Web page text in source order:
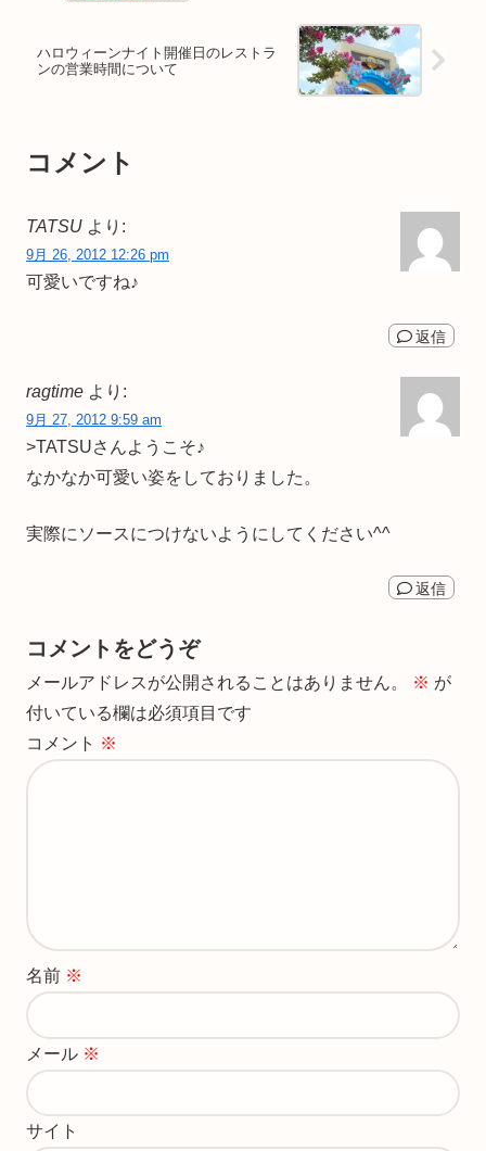
ハロウィーンナイト開催日のレストラ
ンの営業時間について
コメント
TATSU より:
9月 26, 2012 12:26 pm
可愛いですね♪
返信
ragtime より:
9月 27, 2012 9:59 am
>TATSUさんようこそ♪
なかなか可愛い姿をしておりました。
実際にソースにつけないようにしてください^^
返信
コメントをどうぞ
メールアドレスが公開されることはありません。 ※ が
付いている欄は必須項目です
コメント ※
名前 ※
メール ※
サイト